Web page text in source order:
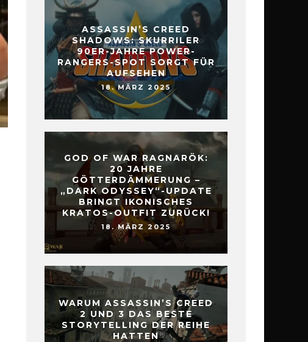
ASSASSIN’S CREED
SHADOWS: SKURRILER
90ER-JAHRE POWER-
RANGERS-SPOT SORGT FÜR
AUFSEHEN
18. MÄRZ 2025
GOD OF WAR RAGNARÖK:
20 JAHRE
GÖTTERDÄMMERUNG –
„DARK ODYSSEY“-UPDATE
BRINGT IKONISCHES
KRATOS-OUTFIT ZURÜCK!
18. MÄRZ 2025
WARUM ASSASSIN’S CREED
2 UND 3 DAS BESTE
STORYTELLING DER REIHE
HATTEN